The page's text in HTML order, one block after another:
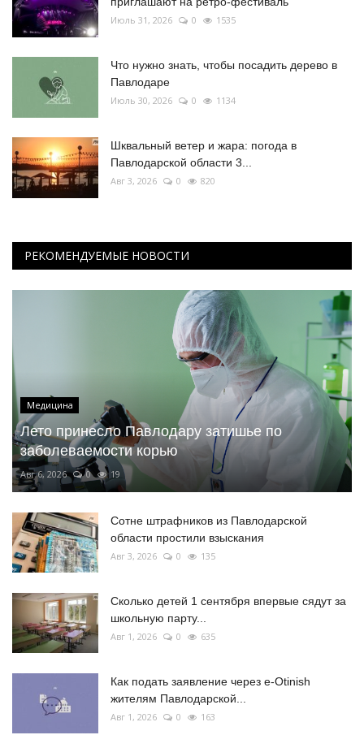
Июль 31, 2026 0 1535
Что нужно знать, чтобы посадить дерево в
Павлодаре
Июль 30, 2026 0 1134
Шквальный ветер и жара: погода в
Павлодарской области 3...
Авг 3, 2026 0 820
РЕКОМЕНДУЕМЫЕ НОВОСТИ
Медицина
Лето принесло Павлодару затишье по
заболеваемости корью
Авг 6, 2026 0 19
Сотне штрафников из Павлодарской
области простили взыскания
Авг 3, 2026 0 135
Сколько детей 1 сентября впервые сядут за
школьную парту...
Авг 1, 2026 0 635
Как подать заявление через e-Otinish
жителям Павлодарской...
Авг 1, 2026 0 163